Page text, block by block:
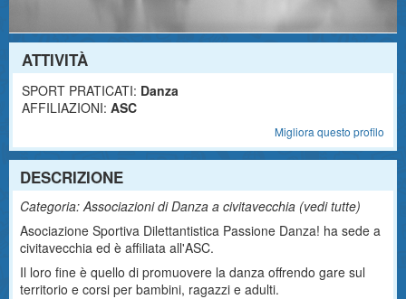
ATTIVITÀ
SPORT PRATICATI: Danza
AFFILIAZIONI: ASC
Migliora questo profilo
DESCRIZIONE
Categoria: Associazioni di Danza a civitavecchia (vedi tutte)
Asociazione Sportiva Dilettantistica Passione Danza! ha sede a
civitavecchia ed è affiliata all'ASC.
Il loro fine è quello di promuovere la danza offrendo gare sul
territorio e corsi per bambini, ragazzi e adulti.